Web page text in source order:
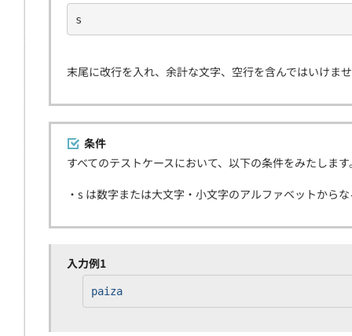
s
末尾に改行を入れ、余計な文字、空行を含んではいけま
条件
すべてのテストケースにおいて、以下の条件をみたします
・s は数字または大文字・小文字のアルファベットから
入力例1
paiza